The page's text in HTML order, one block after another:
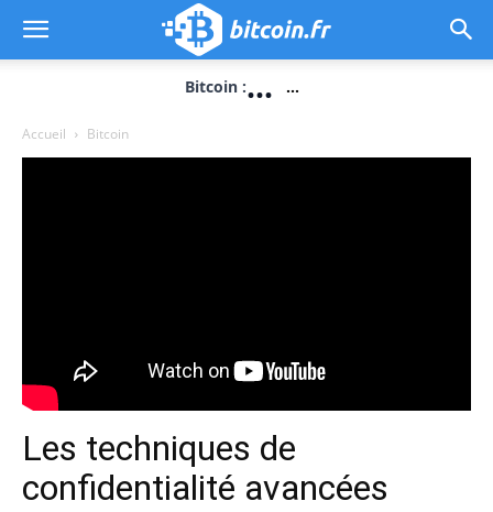
Bitcoin :... ...
Accueil Bitcoin
Les techniques de
confidentialité avancées